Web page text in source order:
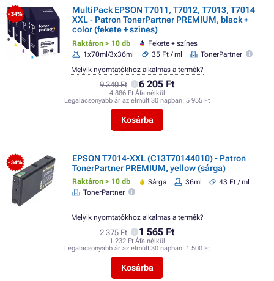
- 34%
MultiPack EPSON T7011, T7012, T7013, T7014
XXL - Patron TonerPartner PREMIUM, black +
color (fekete + színes)
Raktáron > 10 db
Fekete + színes
1x70ml/3x36ml
35 Ft / ml TonerPartner
9 340 Ft 6 205 Ft
4 886 Ft Áfa nélkül
Legalacsonyabb ár az elmúlt 30 napban: 5 955 Ft
Kosárba
Melyik nyomtatókhoz alkalmas a termék?
- 34%
EPSON T7014-XXL (C13T70144010) - Patron
TonerPartner PREMIUM, yellow (sárga)
Raktáron > 10 db Sárga 36ml
43 Ft / ml
TonerPartner
2 375 Ft 1 565 Ft
1 232 Ft Áfa nélkül
Legalacsonyabb ár az elmúlt 30 napban: 1 500 Ft
Kosárba
Melyik nyomtatókhoz alkalmas a termék?